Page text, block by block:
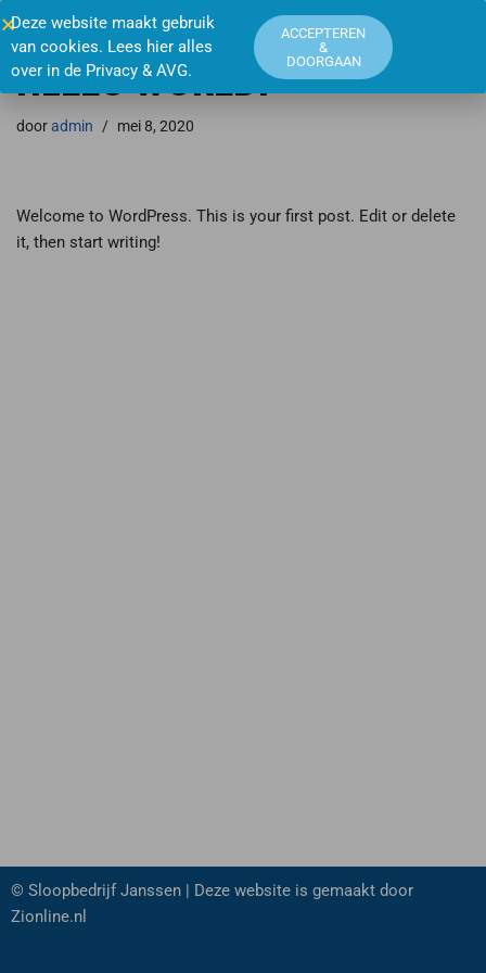
Ga
inhoud
HELLO WORLD!
dooradmin mei 8, 2020
Welcome to WordPress. This is your first post. Edit or delete
it, then start writing!
© Sloopbedrijf Janssen | Deze website is gemaakt door
Zionline.nl
Deze website maakt gebruik
van cookies. Lees hier alles
over in de Privacy & AVG.
ACCEPTEREN
&
DOORGAAN